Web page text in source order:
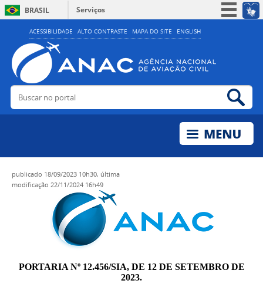
ACESSIBILIDADE ALTO CONTRASTE MAPA DO SITE ENGLISH
BRASIL
Serviços
Simplifique!
Acesso à informação
Legislação
Buscar no portal
publicado 18/09/2023 10h30, última
modificação 22/11/2024 16h49
PORTARIA Nº 12.456/SIA, DE 12 DE SETEMBRO DE
2023.